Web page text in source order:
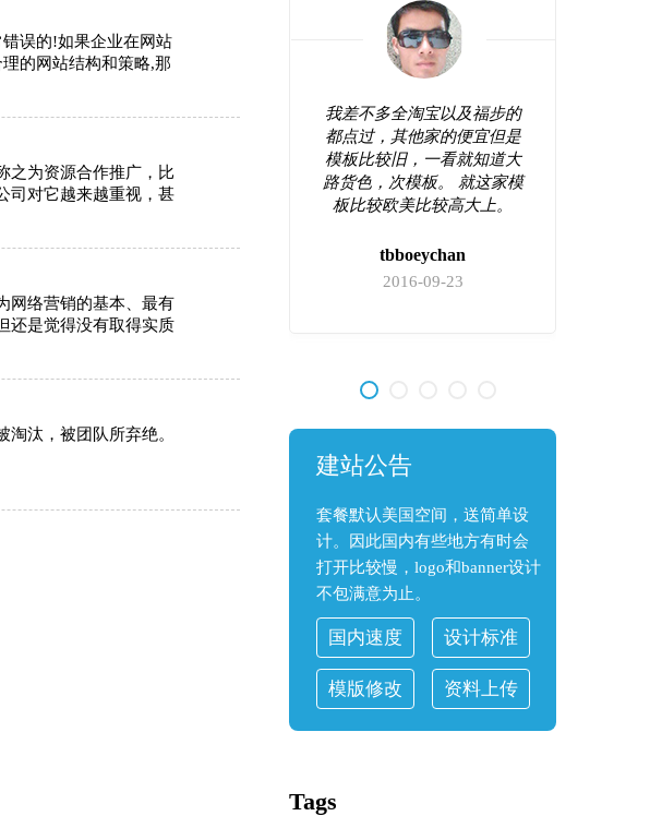
误的!如果企业在网站
的网站结构和策略,那
之为资源合作推广，比
司对它越来越重视，甚
网络营销的基本、最有
还是觉得没有取得实质
汰，被团队所弃绝。
看了一圈他们家网站看起来
花了一个星期，中间修修改
改多次，非常有耐心，现在
对可以！
kilala2000
2016-04-09
我差不多全淘宝以及福步的
都点过，其他家的便宜但是
模板比较旧，一看就知道大
路货色，次模板。 就这家模
板比较欧美比较高大上。
tbboeychan
2016-09-23
建站公告
套餐默认美国空间，送简单设
计。因此国内有些地方有时会
打开比较慢，logo和banner设计
不包满意为止。
国内速度 设计标准
模版修改 资料上传
Tags